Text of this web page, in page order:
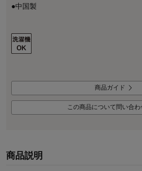
●中国製
商品ガイド
この商品について問い合わ
商品説明